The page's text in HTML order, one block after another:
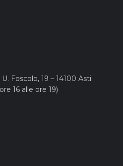
U. Foscolo, 19 – 14100 Asti
16 alle ore 19)